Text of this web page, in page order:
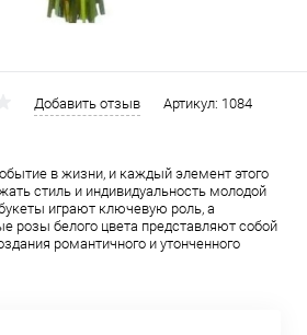
Добавить отзыв Артикул: 1084
в жизни, и каждый элемент этого
стиль и индивидуальность молодой
играют ключевую роль, а
розы белого цвета представляют собой
романтичного и утонченного